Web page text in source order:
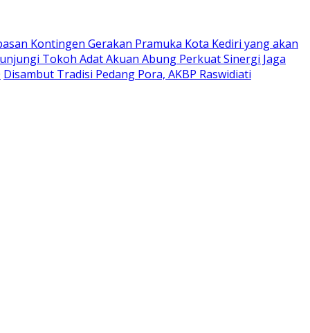
Kontingen Gerakan Pramuka Kota Kediri yang akan
Tokoh Adat Akuan Abung Perkuat Sinergi Jaga
Disambut Tradisi Pedang Pora, AKBP Raswidiati